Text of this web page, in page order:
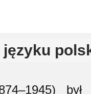
języku
był